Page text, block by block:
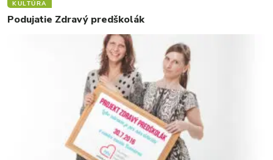
KULTÚRA
Podujatie Zdravý predškolák